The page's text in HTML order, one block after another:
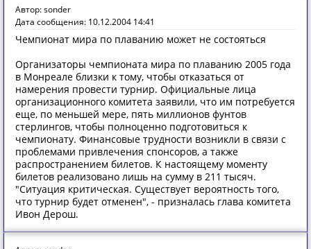
Автор: sonder
Дата сообщения: 10.12.2004 14:41
Чемпионат мира по плаванию может не состояться
Организаторы чемпионата мира по плаванию 2005 года
в Монреале близки к тому, чтобы отказаться от
намерения провести турнир. Официальные лица
организационного комитета заявили, что им потребуется
еще, по меньшей мере, пять миллионов фунтов
стерлингов, чтобы полноценно подготовиться к
чемпионату. Финансовые трудности возникли в связи с
проблемами привлечения спонсоров, а также
распространением билетов. К настоящему моменту
билетов реализовано лишь на сумму в 211 тысяч.
"Ситуация критическая. Существует вероятность того,
что турнир будет отменен", - призналась глава комитета
Ивон Дерош.